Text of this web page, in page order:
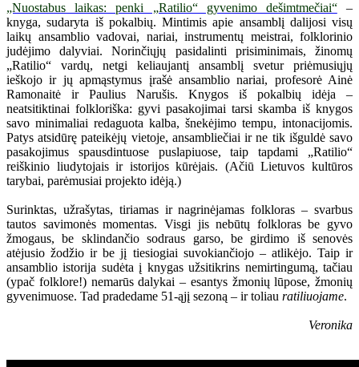
„Nuostabus laikas: penki „Ratilio“ gyvenimo dešimtmečiai“–
knyga, sudaryta iš pokalbių. Mintimis apie ansamblį dalijosi visų
laikų ansamblio vadovai, nariai, instrumentų meistrai, folklorinio
judėjimo dalyviai. Norinčiųjų pasidalinti prisiminimais, žinomų
„Ratilio“ vardų, netgi keliaujantį ansamblį svetur priėmusiųjų
ieškojo ir jų apmąstymus įrašė ansamblio nariai, profesorė Ainė
Ramonaitė ir Paulius Narušis. Knygos iš pokalbių idėja –
neatsitiktinai folkloriška: gyvi pasakojimai tarsi skamba iš knygos
savo minimaliai redaguota kalba, šnekėjimo tempu, intonacijomis.
Patys atsidūrę pateikėjų vietoje, ansambliečiai ir ne tik išguldė savo
pasakojimus spausdintuose puslapiuose, taip tapdami „Ratilio“
reiškinio liudytojais ir istorijos kūrėjais. (Ačiū Lietuvos kultūros
tarybai, parėmusiai projekto idėją.)
Surinktas, užrašytas, tiriamas ir nagrinėjamas folkloras – svarbus
tautos savimonės momentas. Visgi jis nebūtų folkloras be gyvo
žmogaus, be sklindančio sodraus garso, be girdimo iš senovės
atėjusio žodžio ir be jį tiesiogiai suvokiančiojo – atlikėjo. Taip ir
ansamblio istorija sudėta į knygas užsitikrins nemirtingumą, tačiau
(ypač folklore!) nemarūs dalykai – esantys žmonių lūpose, žmonių
gyvenimuose. Tad pradedame 51-ąjį sezoną – ir toliau ratiliuojame.
Veronika